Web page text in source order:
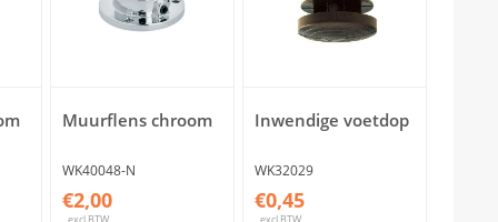
Muurflens chroom
WK40048-N
€2,00
Inwendige voetdop
WK32029
€0,45